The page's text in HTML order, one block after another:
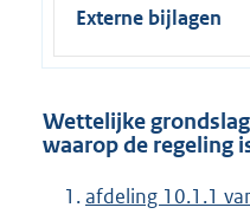
Externe bijlagen
Wettelijke
waarop de regeling
afdeling 10.1.1